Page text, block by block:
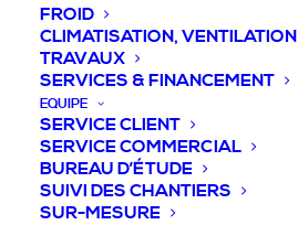
FROID
CLIMATISATION, VENTILATION
TRAVAUX
SERVICES & FINANCEMENT
EQUIPE
SERVICE CLIENT
SERVICE COMMERCIAL
BUREAU D’ÉTUDE
SUIVI DES CHANTIERS
SUR-MESURE